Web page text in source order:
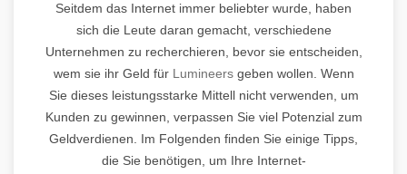
Seitdem das Internet immer beliebter wurde, haben
sich die Leute daran gemacht, verschiedene
Unternehmen zu recherchieren, bevor sie entscheiden,
wem sie ihr Geld für Lumineersgeben wollen. Wenn
Sie dieses leistungsstarke Mittell nicht verwenden, um
Kunden zu gewinnen, verpassen Sie viel Potenzial zum
Geldverdienen. Im Folgenden finden Sie einige Tipps,
die Sie benötigen, um Ihre Internet-